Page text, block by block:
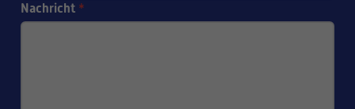
Nachricht *